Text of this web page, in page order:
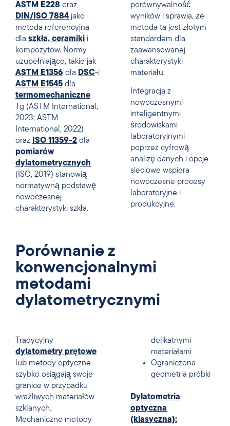
ASTM E228 oraz
DIN/ISO 7884 jako
metoda referencyjna
dla szkła, ceramiki i
kompozytów. Normy
uzupełniające, takie jak
ASTM E1356 dla DSC-i
ASTM E1545 dla
termomechaniczne
Tg (ASTM International,
2023; ASTM
International, 2022)
oraz ISO 11359-2 dla
pomiarów
dylatometrycznych
(ISO, 2019) stanowią
normatywną podstawę
nowoczesnej
charakterystyki szkła.
porównywalność
wyników i sprawia, że
metoda ta jest złotym
standardem dla
zaawansowanej
charakterystyki
materiału.
Integracja z
nowoczesnymi
inteligentnymi
środowiskami
laboratoryjnymi
poprzez cyfrową
analizę danych i opcje
sieciowe wspiera
nowoczesne procesy
laboratoryjne i
produkcyjne.
Porównanie z
konwencjonalnymi
metodami
dylatometrycznymi
Tradycyjny
dylatometry prętowe
lub metody optyczne
szybko osiągają swoje
granice w przypadku
wrażliwych materiałów
szklanych.
Mechaniczne metody
delikatnymi
materiałami
Ograniczona
geometria próbki
Dylatometria
optyczna
(klasyczna):